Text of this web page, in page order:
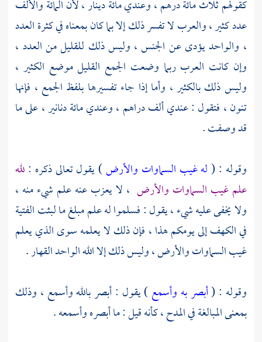
كقولهم ثلاث مائة درهم ، وعندي مائة دينار ، لأن المائة والألف
عدد كثير ، والعرب لا تفسر ذلك إلا بما كان بمعناه في كثرة العدد
، والواحد يؤدى عن الجنس ، وليس ذلك للقليل من العدد ،
وإن كانت العرب ربما وضعت الجمع القليل موضع الكثير ،
وليس ذلك بالكثير ، وأما إذا جاء تفسيرها بلفظ الجمع ، فإنها
تنون ، فتقول : عندي ألف دراهم ، وعندي مائة دنانير ، على ما
قد وصفت .
وقوله : (له غيب السماوات والأرض) يقول تعالى ذكره :لله
علم غيب السماوات والأرض ، لا يعزب عنه علم شيء منه ،
ولا يخفى عليه شيء ، يقول : فسلموا له علم مبلغ ما لبثت الفتية
في الكهف إلى يومكم هذا ، فإن ذلك لا يعلمه سوى الذي يعلم
غيب السماوات والأرض ، وليس ذلك إلا الله الواحد القهار .
وقوله : (أبصر به وأسمع) يقول : أبصر بالله وأسمع ، وذلك
بمعنى المبالغة في المدح ، كأنه قيل : ما أبصره وأسمعه .